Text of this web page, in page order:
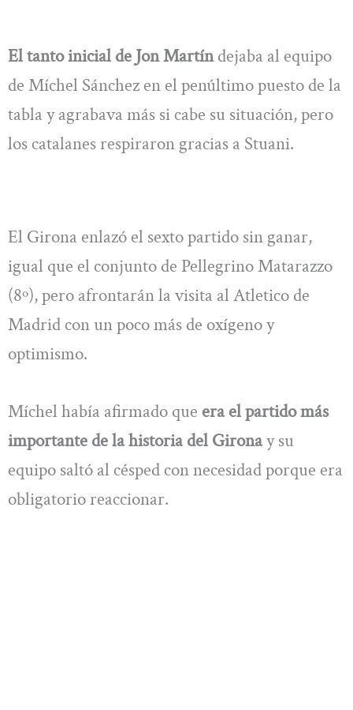
El tanto inicial de Jon Martíndejaba al equipo
de Míchel Sánchez en el penúltimo puesto de la
tabla y agrabava más si cabe su situación, pero
los catalanes respiraron gracias a Stuani.
El Girona enlazó el sexto partido sin ganar,
igual que el conjunto de Pellegrino Matarazzo
(8º), pero afrontarán la visita al Atletico de
Madrid con un poco más de oxígeno y
optimismo.
Míchel había afirmado que era el partido más
importante de la historia del Gironay su
equipo saltó al césped con necesidad porque era
obligatorio reaccionar.